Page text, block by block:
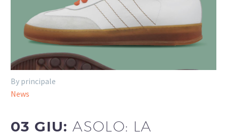
By principale
News
03 GIU:ASOLO: LA